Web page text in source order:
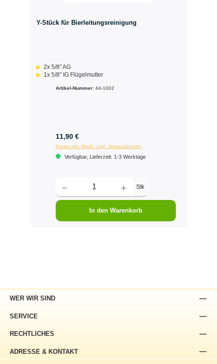
Y-Stück für Bierleitungsreinigung
2x 5/8" AG
1x 5/8" IG Flügelmutter
Artikel-Nummer: 44-1002
11,90 €
Preise inkl. MwSt. zzgl. Versandkosten
Verfügbar, Lieferzeit: 1-3 Werktage
Stk
In den Warenkorb
ADRESSE & KONTAKT
WER WIR SIND
SERVICE
RECHTLICHES